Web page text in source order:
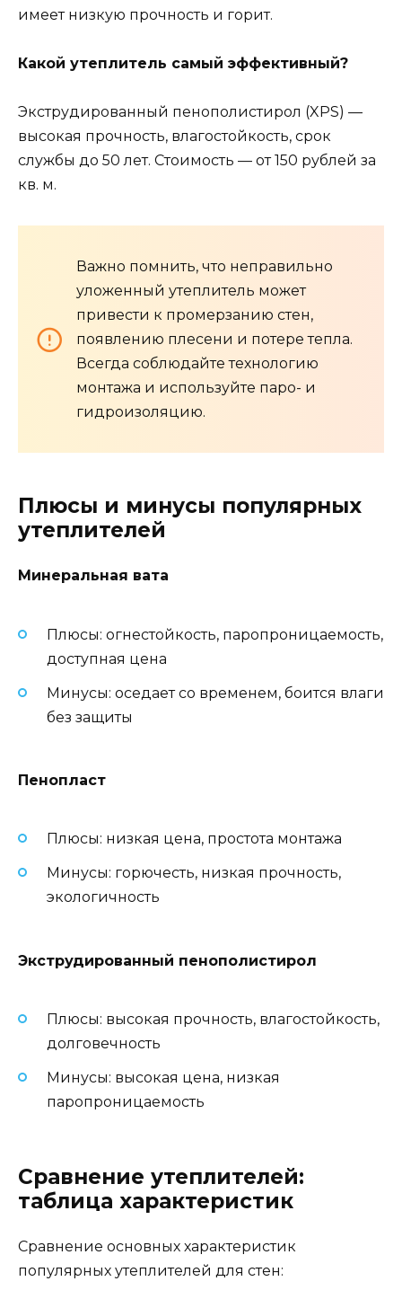
имеет низкую прочность и горит.
Какой утеплитель самый эффективный?
Экструдированный пенополистирол (XPS) —
высокая прочность, влагостойкость, срок
службы до 50 лет. Стоимость — от 150 рублей за
кв. м.
Важно помнить, что неправильно
уложенный утеплитель может
привести к промерзанию стен,
появлению плесени и потере тепла.
Всегда соблюдайте технологию
монтажа и используйте паро- и
гидроизоляцию.
Плюсы и минусы популярных
утеплителей
Минеральная вата
Плюсы: огнестойкость, паропроницаемость,
доступная цена
Минусы: оседает со временем, боится влаги
без защиты
Пенопласт
Плюсы: низкая цена, простота монтажа
Минусы: горючесть, низкая прочность,
экологичность
Экструдированный пенополистирол
Плюсы: высокая прочность, влагостойкость,
долговечность
Минусы: высокая цена, низкая
паропроницаемость
Сравнение утеплителей:
таблица характеристик
Сравнение основных характеристик
популярных утеплителей для стен: